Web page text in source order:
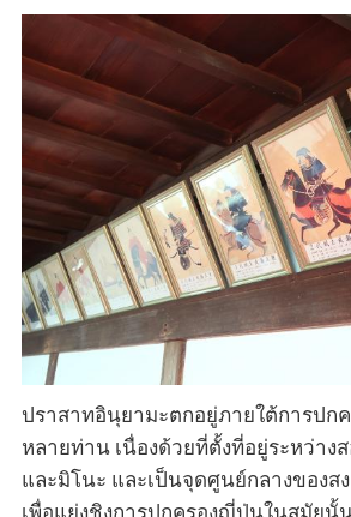
ปราสาทอินุยามะตกอยู่ภายใต้การปก
หลายท่าน เนื่องด้วยที่ตั้งที่อยู่ระหว่าง
และมิโนะ และเป็นจุดศูนย์กลางของส
เพื่อแย่งชิงการปกครองญี่ปุ่นในสมัยนั้